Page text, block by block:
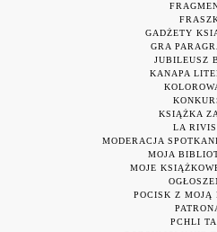
GADŻETY
GRA
JUBILEUSZ
KANAPA
KSIĄŻKA
LA
MODERACJA
MOJA
MOJE
POCISK Z MOJĄ
PCHLI